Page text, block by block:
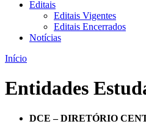
Editais
Editais Vigentes
Editais Encerrados
Notícias
Início
Entidades
DCE – DIRETÓRIO